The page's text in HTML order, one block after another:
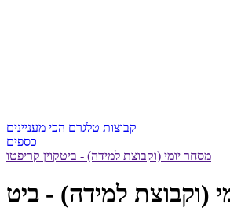
קבוצות טלגרם הכי מעניינים
כספים
מסחר יומי (וקבוצת למידה) - ביטקוין קריפטו